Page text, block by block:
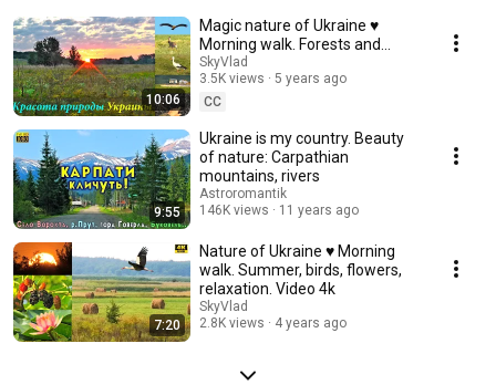
на весь екран і вибрати "Високу якість зображення"
10:06
Magic nature of Ukraine ♥
Morning walk. Forests and
fields. subtitle translation
SkyVlad
3.5K views
5 years ago
CC
9:55
Ukraine is my country. Beauty
of nature: Carpathian
mountains, rivers
Astroromantik
146K views
11 years ago
7:20
Nature of Ukraine ♥ Morning
walk. Summer, birds, flowers,
relaxation. Video 4k
SkyVlad
2.8K views
4 years ago